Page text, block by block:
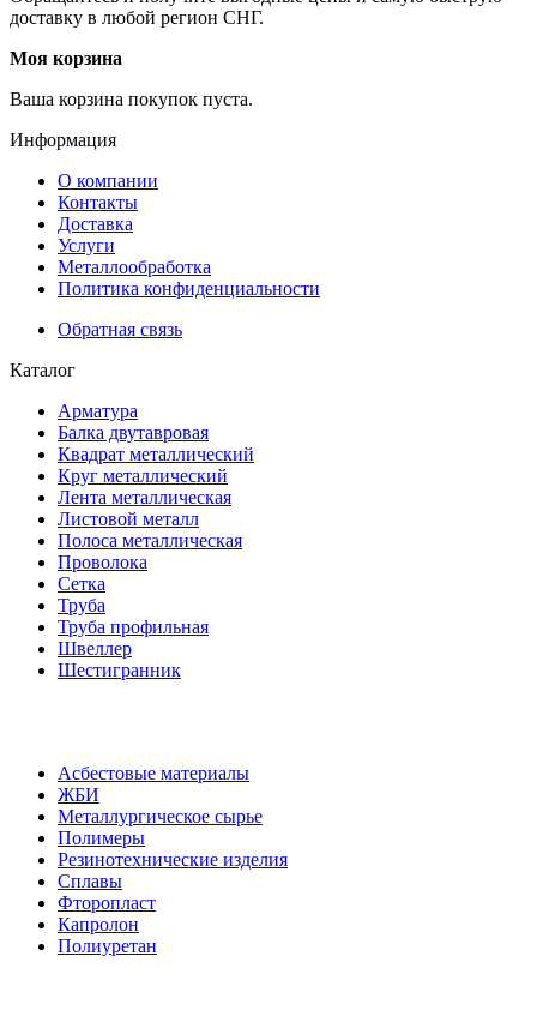
доставку в любой регион СНГ.
Моя корзина
Ваша корзина покупок пуста.
Информация
О компании
Контакты
Доставка
Услуги
Металлообработка
Политика конфиденциальности
Обратная связь
Каталог
Арматура
Балка двутавровая
Квадрат металлический
Круг металлический
Лента металлическая
Листовой металл
Полоса металлическая
Проволока
Сетка
Труба
Труба профильная
Швеллер
Шестигранник
Асбестовые материалы
ЖБИ
Металлургическое сырье
Полимеры
Резинотехнические изделия
Сплавы
Фторопласт
Капролон
Полиуретан